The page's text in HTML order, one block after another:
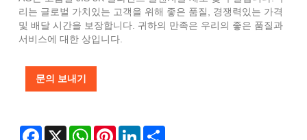
리는 글로벌 가치있는 고객을 위해 좋은 품질, 경쟁력있는 가격
및 배달 시간을 보장합니다. 귀하의 만족은 우리의 좋은 품질과
서비스에 대한 상입니다.
문의 보내기
Facebook
X WhatsAppPinterestLinkedIn